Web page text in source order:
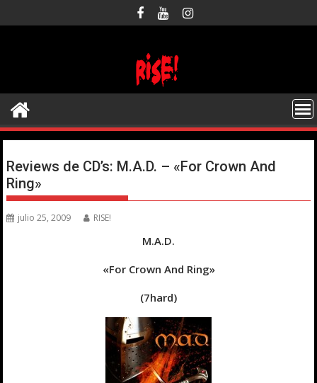
al
Reviews de CD’s: M.A.D. – «For Crown And
Ring»
julio 25, 2009 RISE!
M.A.D.
«For Crown And Ring»
(7hard)